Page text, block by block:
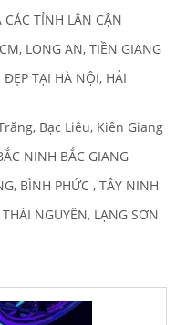
TỈNH LÂN CẬN
LONG AN, TIỀN GIANG
ĐẸP TẠI HÀ NỘI, HẢI
Bạc Liêu, Kiên Giang
NINH BẮC GIANG
BÌNH PHỨC , TÂY NINH
NGUYÊN, LẠNG SƠN